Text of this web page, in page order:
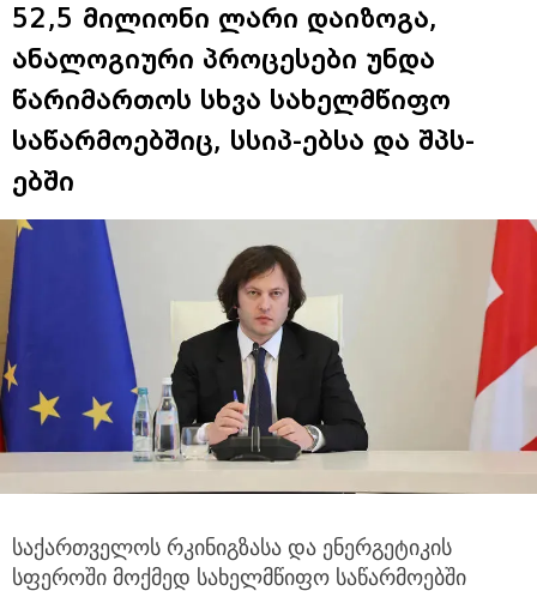
52,5 მილიონი ლარი დაიზოგა,
ანალოგიური პროცესები უნდა
წარიმართოს სხვა სახელმწიფო
საწარმოებშიც, სსიპ-ებსა და შპს-
ებში
საქართველოს რკინიგზასა და ენერგეტიკის
სფეროში მოქმედ სახელმწიფო საწარმოებში